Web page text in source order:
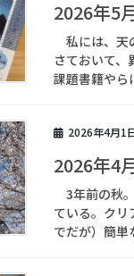
2026年5
私には、天
さておいて
課題書籍や
2026年4月1
2026年4
3年前の秋
ている。クリ
でだが）簡